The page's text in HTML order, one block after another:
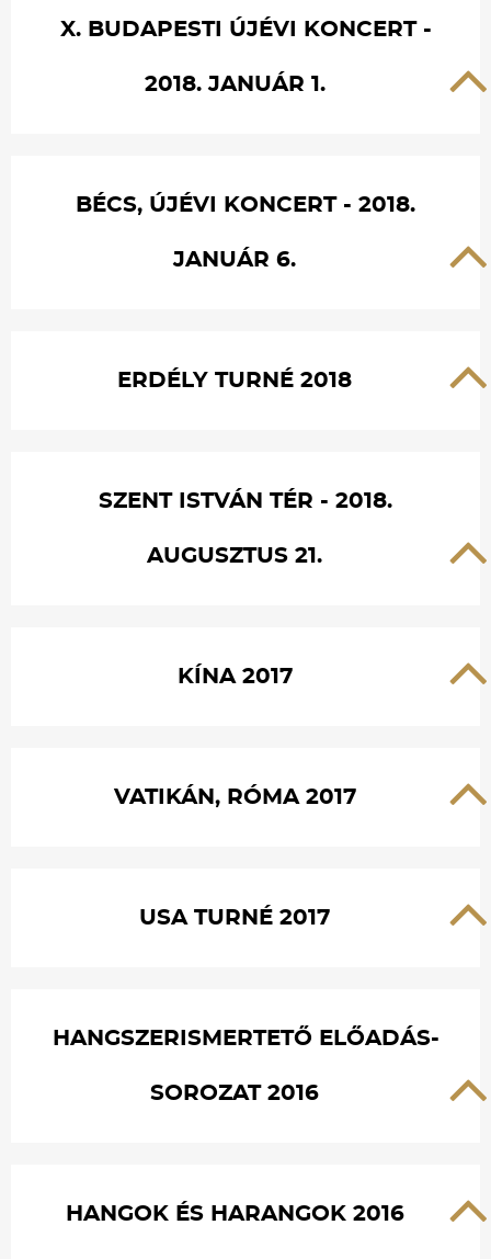
X. BUDAPESTI ÚJÉVI KONCERT -
2018. JANUÁR 1.
BÉCS, ÚJÉVI KONCERT - 2018.
JANUÁR 6.
ERDÉLY TURNÉ 2018
SZENT ISTVÁN TÉR - 2018.
AUGUSZTUS 21.
KÍNA 2017
VATIKÁN, RÓMA 2017
USA TURNÉ 2017
HANGSZERISMERTETŐ ELŐADÁS-
SOROZAT 2016
HANGOK ÉS HARANGOK 2016